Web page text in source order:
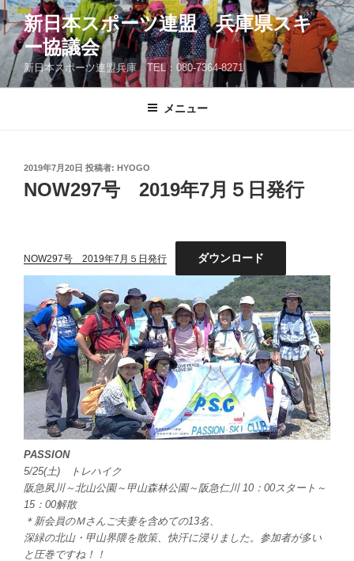
コ
ン
テ
ン
ツ
新日本スポーツ連盟 兵庫県スキ
ー協議会
新日本スポーツ連盟兵庫 TEL：080-7364-8271
メニュー
投
稿
日:
2019年7月20日 投稿者: HYOGO
NOW297号 2019年7月５日発行
NOW297号 2019年7月５日発行 ダウンロード
PASSION
5/25(土) トレハイク
阪急夙川～北山公園～甲山森林公園～阪急仁川 10：00スタート～
15：00解散
＊新会員のＭさんご夫妻を含めての13名、
深緑の北山・甲山界隈を散策、快汗に浸りました。参加者が多い
と圧巻ですね！！